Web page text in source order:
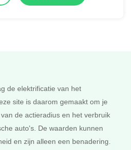
de elektrificatie van het
site is daarom gemaakt om je
de actieradius en het verbruik
auto's. De waarden kunnen
en zijn alleen een benadering.